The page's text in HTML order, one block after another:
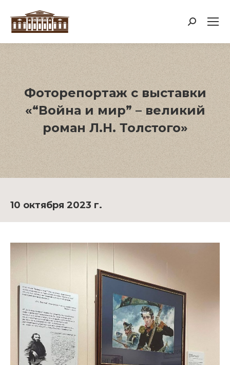
Поиск:
Фоторепортаж с выставки
«“Война и мир” – великий
роман Л.Н. Толстого»
10 октября 2023 г.